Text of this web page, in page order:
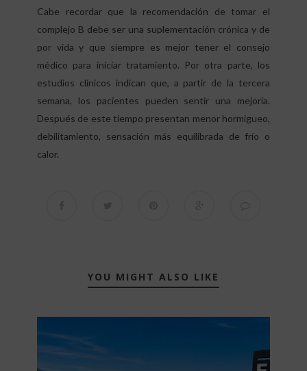
Cabe recordar que la recomendación de tomar el
complejo B debe ser una suplementación crónica y de
por vida y que siempre es mejor tener el consejo
médico para iniciar tratamiento. Por otra parte, los
estudios clínicos indican que, a partir de la tercera
semana, los pacientes pueden sentir una mejoría.
Después de este tiempo presentan menor hormigueo,
debilitamiento, sensación más equilibrada de frío o
calor.
YOU MIGHT ALSO LIKE